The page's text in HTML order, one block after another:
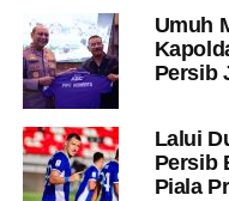
Umuh
Persib
Lalui
Persib
Piala